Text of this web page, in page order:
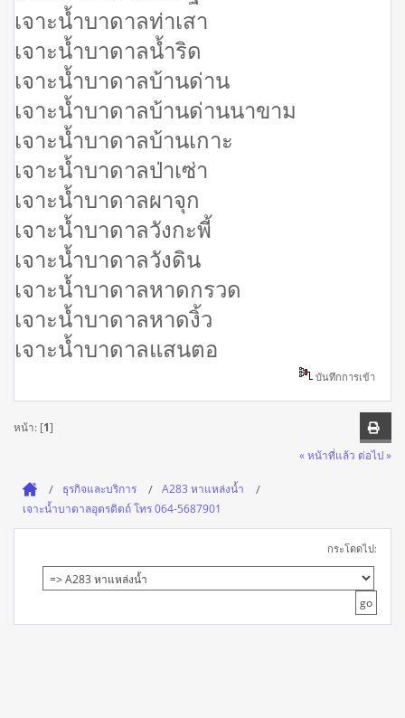
เจาะน้ำบาดาลท่าเสา
เจาะน้ำบาดาลน้ำริด
เจาะน้ำบาดาลบ้านด่าน
เจาะน้ำบาดาลบ้านด่านนาขาม
เจาะน้ำบาดาลบ้านเกาะ
เจาะน้ำบาดาลป่าเซ่า
เจาะน้ำบาดาลผาจุก
เจาะน้ำบาดาลวังกะพี้
เจาะน้ำบาดาลวังดิน
เจาะน้ำบาดาลหาดกรวด
เจาะน้ำบาดาลหาดงิ้ว
เจาะน้ำบาดาลแสนตอ
บันทึกการเข้า
หน้า: [1]
« หน้าที่แล้ว ต่อไป »
ธุรกิจและบริการ
A283 หาแหล่งน้ำ
เจาะน้ำบาดาลอุตรดิตถ์ โทร 064-5687901
กระโดดไป: